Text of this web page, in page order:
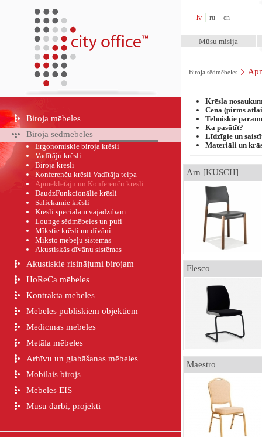
lv ru en
Mūsu misija
Biroja sēdmēbeles
Biroja mēbeles
Biroja sēdmēbeles
Ergonomiskie biroja krēsli
Vadītāju krēsli
Biroja krēsli
Konferenču krēsli Vadītāja telpa
Apmeklētāju un Konferenču krēsli
DaudzFunkcionālie krēsli
Saliekamie krēsli
Krēsli speciālām vajadzībām
Lounge sēdmēbeles un pufi
Mīkstie krēsli un dīvāni
Mīksto mēbeļu sistēmas
Akustiskās dīvānu sistēmas
Akustiskie risinājumi birojam
HoReCa mēbeles
Kontrakta mēbeles
Mēbeles publiskiem objektiem
Medicīnas mēbeles
Metāla mēbeles
Arhīvu un glabāšanas mēbeles
Mobilais birojs
Mēbeles EIS
Mūsu darbi, projekti
Krēsla
Cena (pirms
Tehniskie
Ka pasūtīt?
Līdzīgie un
Materiāli un
Arn [KUSCH]
Flesco
Maestro